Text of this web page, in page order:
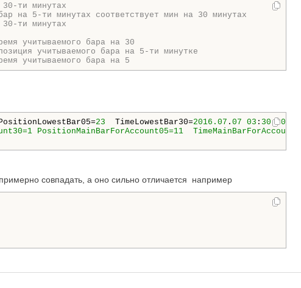
ти минутах
на 5-ти минутах соответствует мин на 30 минутах
ти минутах
учитываемого бара на 30
учитываемого бара на 5-ти минутке
учитываемого бара на 5
23 TimeLowestBar30=2016.07 . 07 03 : 30 : 00
совпадать, а оно сильно отличается например